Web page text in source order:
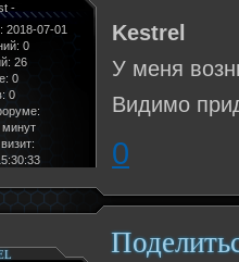
-
: 2018-07-01
0
26
0
0
минут
Kestrel
У меня
Видимо
0